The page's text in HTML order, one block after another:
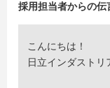
採用担当者からの伝
こんにちは！
日立インダストリ